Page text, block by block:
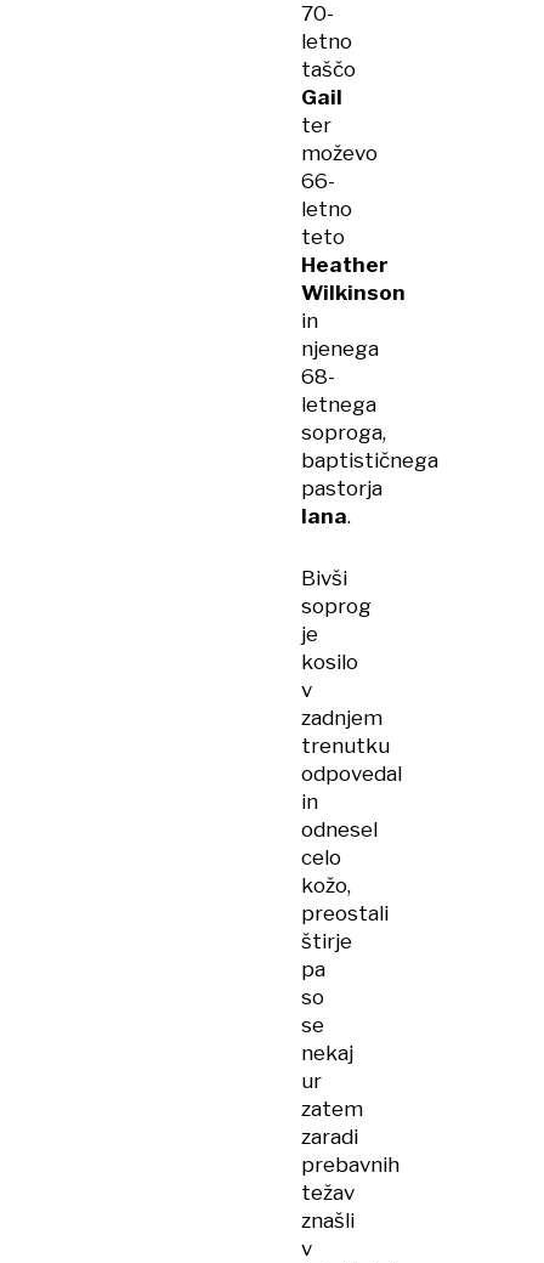
70-
letno
taščo
Gail
ter
moževo
66-
letno
teto
Heather
Wilkinson
in
njenega
68-
letnega
soproga,
baptističnega
pastorja
Iana.
Bivši
soprog
je
kosilo
v
zadnjem
trenutku
odpovedal
in
odnesel
celo
kožo,
preostali
štirje
pa
so
se
nekaj
ur
zatem
zaradi
prebavnih
težav
znašli
v